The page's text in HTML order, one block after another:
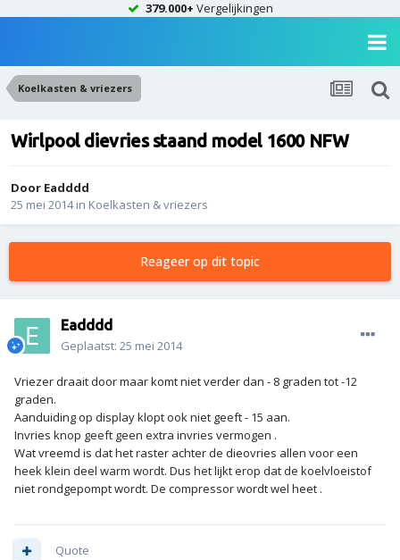
379.000+ Vergelijkingen
Koelkasten & vriezers
Wirlpool dievries staand model 1600 NFW
Door Eadddd
25 mei 2014in Koelkasten & vriezers
Reageer op dit topic
Eadddd
Geplaatst: 25 mei 2014
Vriezer draait door maar komt niet verder dan - 8 graden tot -12
graden.
Aanduiding op display klopt ook niet geeft - 15 aan.
Invries knop geeft geen extra invries vermogen .
Wat vreemd is dat het raster achter de dieovries allen voor een
heek klein deel warm wordt. Dus het lijkt erop dat de koelvloeistof
niet rondgepompt wordt. De compressor wordt wel heet .
Quote